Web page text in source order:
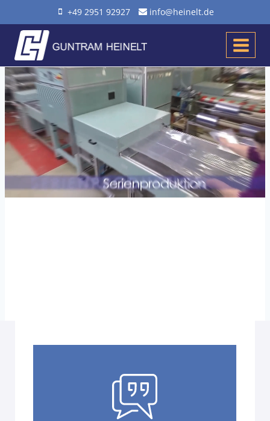
Inhalt
springen
+49 2951 92927 info@heinelt.de